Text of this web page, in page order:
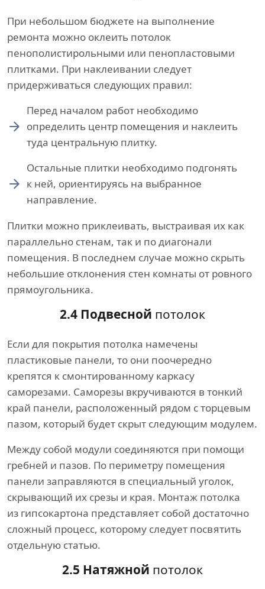
При небольшом бюджете на выполнение
ремонта можно оклеить потолок
пенополистирольными или пенопластовыми
плитками. При наклеивании следует
придерживаться следующих правил:
Перед началом работ необходимо
определить центр помещения и наклеить
туда центральную плитку.
Остальные плитки необходимо подгонять
к ней, ориентируясь на выбранное
направление.
Плитки можно приклеивать, выстраивая их как
параллельно стенам, так и по диагонали
помещения. В последнем случае можно скрыть
небольшие отклонения стен комнаты от ровного
прямоугольника.
2.4 Подвесной потолок
Если для покрытия потолка намечены
пластиковые панели, то они поочередно
крепятся к смонтированному каркасу
саморезами. Саморезы вкручиваются в тонкий
край панели, расположенный рядом с торцевым
пазом, который будет скрыт следующим модулем.
Между собой модули соединяются при помощи
гребней и пазов. По периметру помещения
панели заправляются в специальный уголок,
скрывающий их срезы и края. Монтаж потолка
из гипсокартона представляет собой достаточно
сложный процесс, которому следует посвятить
отдельную статью.
2.5 Натяжной потолок